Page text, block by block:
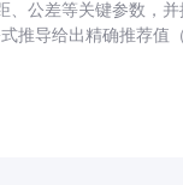
、公差等关键参数，
推导给出精确推荐值